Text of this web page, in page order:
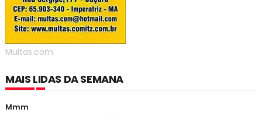
Multas.com
MAIS LIDAS DA SEMANA
Mmm